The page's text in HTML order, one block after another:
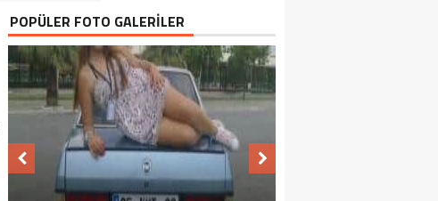
POPÜLER FOTO GALERİLER